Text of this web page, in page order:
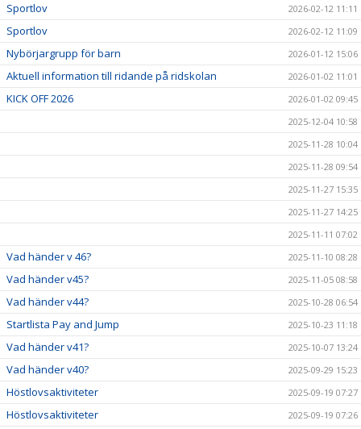
Sportlov 2026-02-12 11:11
Sportlov 2026-02-12 11:09
Nybörjargrupp för barn 2026-01-12 15:06
Aktuell information till ridande på ridskolan 2026-01-02 11:01
KICK OFF 2026
2026-01-02 09:45
2025-12-04 10:58
2025-11-28 10:04
2025-11-28 09:54
2025-11-27 15:35
2025-11-27 14:25
2025-11-11 07:02
Vad händer v 46? 2025-11-10 08:28
Vad händer v45? 2025-11-05 08:58
Vad händer v44? 2025-10-28 06:54
Startlista Pay and Jump 2025-10-23 11:18
Vad händer v41? 2025-10-07 13:24
Vad händer v40? 2025-09-29 15:23
Höstlovsaktiviteter 2025-09-19 07:27
Höstlovsaktiviteter 2025-09-19 07:26